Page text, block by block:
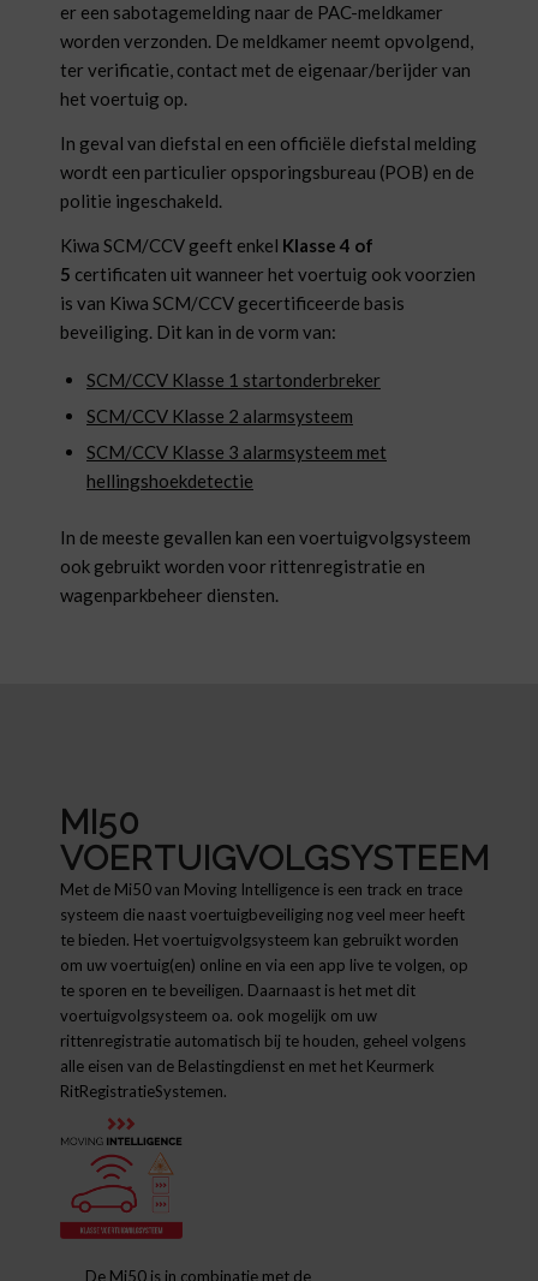
er een sabotagemelding naar de PAC-meldkamer
worden verzonden. De meldkamer neemt opvolgend,
ter verificatie, contact met de eigenaar/berijder van
het voertuig op.
In geval van diefstal en een officiële diefstal melding
wordt een particulier opsporingsbureau (POB) en de
politie ingeschakeld.
Kiwa SCM/CCV geeft enkel Klasse 4 of
5 certificaten uit wanneer het voertuig ook voorzien
is van Kiwa SCM/CCV gecertificeerde basis
beveiliging. Dit kan in de vorm van:
SCM/CCV Klasse 1 startonderbreker
SCM/CCV Klasse 2 alarmsysteem
SCM/CCV Klasse 3 alarmsysteem met
hellingshoekdetectie
In de meeste gevallen kan een voertuigvolgsysteem
ook gebruikt worden voor rittenregistratie en
wagenparkbeheer diensten.
MI50
VOERTUIGVOLGSYSTEEM
Met de Mi50 van Moving Intelligence is een track en trace
systeem die naast voertuigbeveiliging nog veel meer heeft
te bieden. Het voertuigvolgsysteem kan gebruikt worden
om uw voertuig(en) online en via een app live te volgen, op
te sporen en te beveiligen. Daarnaast is het met dit
voertuigvolgsysteem oa. ook mogelijk om uw
rittenregistratie automatisch bij te houden, geheel volgens
alle eisen van de Belastingdienst en met het Keurmerk
RitRegistratieSystemen.
De Mi50 is in combinatie met de